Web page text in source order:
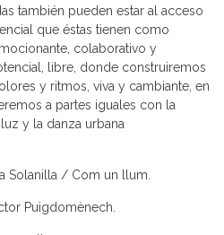
también pueden estar al acceso
que éstas tienen como
colaborativo y
libre, donde construiremos
y ritmos, viva y cambiante, en
a partes iguales con la
y la danza urbana
Solanilla / Com un llum.
Puigdomènech.